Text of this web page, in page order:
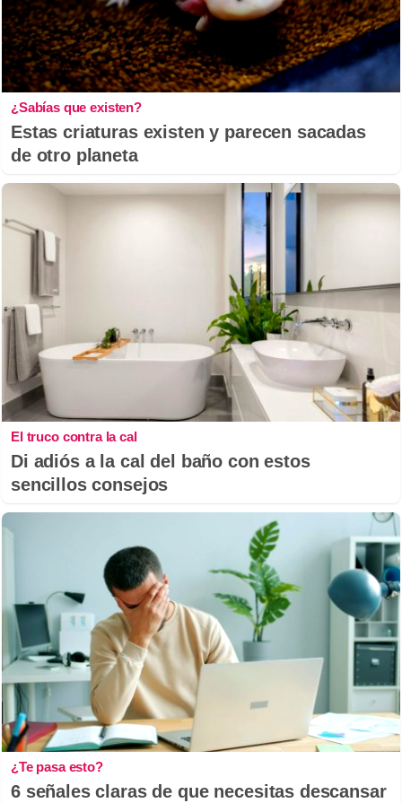
¿Sabías que existen?
Estas criaturas existen y parecen sacadas
de otro planeta
El truco contra la cal
Di adiós a la cal del baño con estos
sencillos consejos
¿Te pasa esto?
6 señales claras de que necesitas descansar